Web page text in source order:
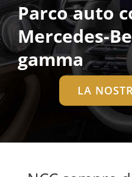
Parco auto
Mercedes-
gamma
LA